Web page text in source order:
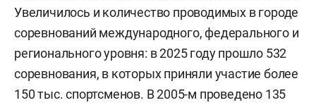
Увеличилось и количество проводимых в городе
соревнований международного, федерального и
регионального уровня: в 2025 году прошло 532
соревнования, в которых приняли участие более
150 тыс. спортсменов. В 2005-м проведено 135